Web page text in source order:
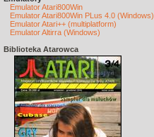
Emulator Atari800Win
Emulator Atari800Win PLus 4.0 (Windows)
Emulator Atari++ (multiplatform)
Emulator Altirra (Windows)
Biblioteka Atarowca